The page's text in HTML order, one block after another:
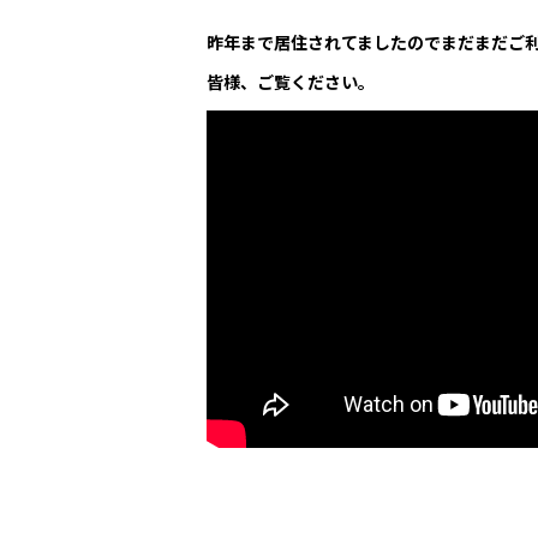
昨年まで居住されてましたのでまだまだご
皆様、ご覧ください。